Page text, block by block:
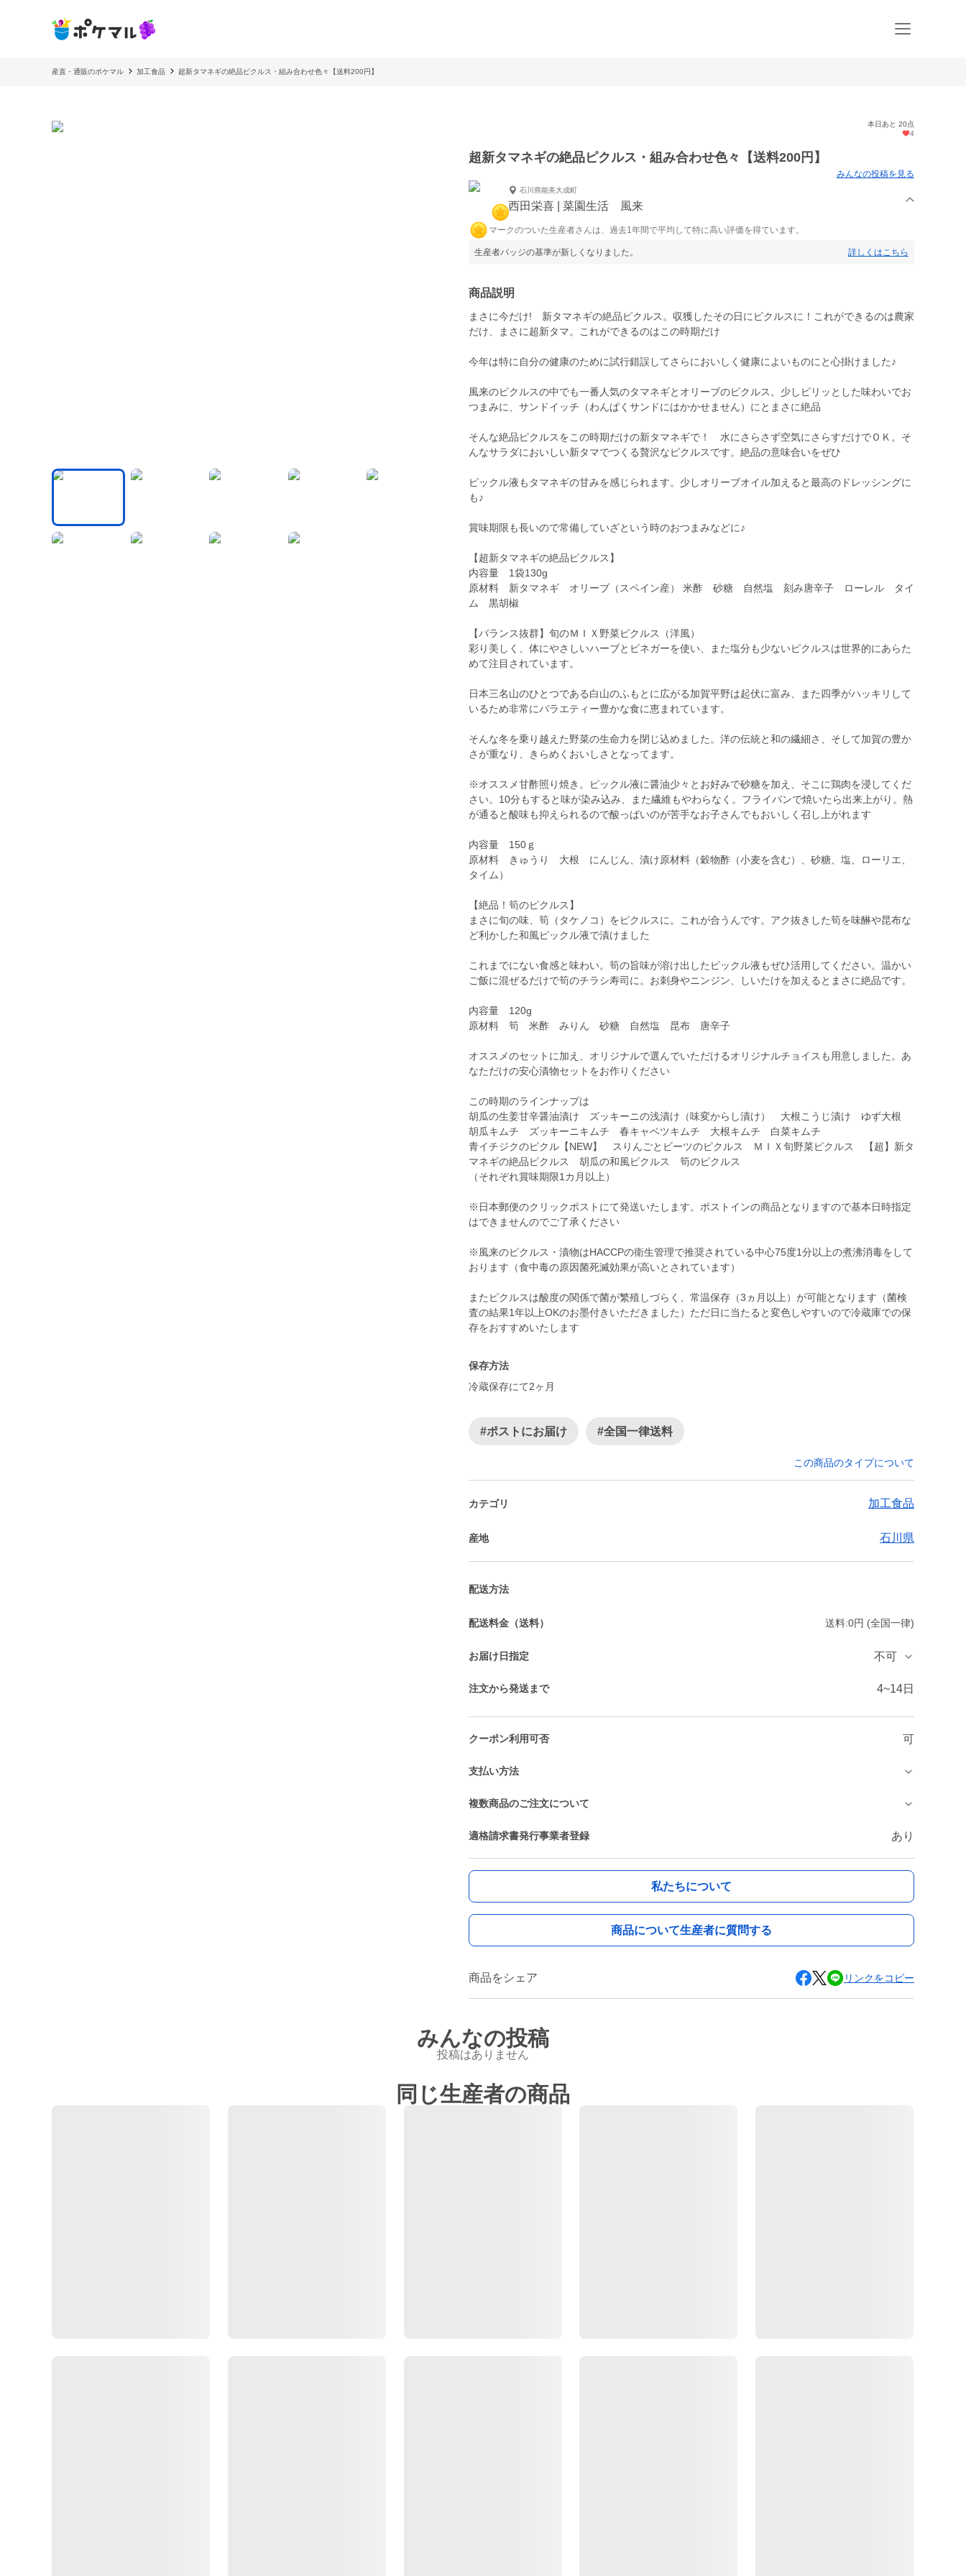
産直・通販のポケマル 加工食品 超新タマネギの絶品ピクルス・組み合わせ色々【送料200円】
本日あと 20点
4
超新タマネギの絶品ピクルス・組み合わせ色々【送料200円】
みんなの投稿を見る
石川県能美大成町
西田栄喜 | 菜園生活 風来
マークのついた生産者さんは、過去1年間で平均して特に高い評価を得ています。
生産者バッジの基準が新しくなりました。 詳しくはこちら
商品説明
まさに今だけ! 新タマネギの絶品ピクルス。収獲したその日にピクルスに！これができるのは農家
だけ、まさに超新タマ。これができるのはこの時期だけ
今年は特に自分の健康のために試行錯誤してさらにおいしく健康によいものにと心掛けました♪
風来のピクルスの中でも一番人気のタマネギとオリーブのピクルス。少しピリッとした味わいでお
つまみに、サンドイッチ（わんぱくサンドにはかかせません）にとまさに絶品
そんな絶品ピクルスをこの時期だけの新タマネギで！ 水にさらさず空気にさらすだけでＯＫ。そ
んなサラダにおいしい新タマでつくる贅沢なピクルスです。絶品の意味合いをぜひ
ピックル液もタマネギの甘みを感じられます。少しオリーブオイル加えると最高のドレッシングに
も♪
賞味期限も長いので常備していざという時のおつまみなどに♪
【超新タマネギの絶品ピクルス】
内容量 1袋130g
原材料 新タマネギ オリーブ（スペイン産） 米酢 砂糖 自然塩 刻み唐辛子 ローレル タイ
ム 黒胡椒
【バランス抜群】旬のＭＩＸ野菜ピクルス（洋風）
彩り美しく、体にやさしいハーブとビネガーを使い、また塩分も少ないピクルスは世界的にあらた
めて注目されています。
日本三名山のひとつである白山のふもとに広がる加賀平野は起伏に富み、また四季がハッキリして
いるため非常にバラエティー豊かな食に恵まれています。
そんな冬を乗り越えた野菜の生命力を閉じ込めました。洋の伝統と和の繊細さ、そして加賀の豊か
さが重なり、きらめくおいしさとなってます。
※オススメ甘酢照り焼き。ピックル液に醤油少々とお好みで砂糖を加え、そこに鶏肉を浸してくだ
さい。10分もすると味が染み込み、また繊維もやわらなく。フライパンで焼いたら出来上がり。熱
が通ると酸味も抑えられるので酸っぱいのが苦手なお子さんでもおいしく召し上がれます
内容量 150ｇ
原材料 きゅうり 大根 にんじん、漬け原材料（穀物酢（小麦を含む）、砂糖、塩、ローリエ、
タイム）
【絶品！筍のピクルス】
まさに旬の味、筍（タケノコ）をピクルスに。これが合うんです。アク抜きした筍を味醂や昆布な
ど利かした和風ピックル液で漬けました
これまでにない食感と味わい。筍の旨味が溶け出したピックル液もぜひ活用してください。温かい
ご飯に混ぜるだけで筍のチラシ寿司に。お刺身やニンジン、しいたけを加えるとまさに絶品です。
内容量 120g
原材料 筍 米酢 みりん 砂糖 自然塩 昆布 唐辛子
オススメのセットに加え、オリジナルで選んでいただけるオリジナルチョイスも用意しました。あ
なただけの安心漬物セットをお作りください
この時期のラインナップは
胡瓜の生姜甘辛醤油漬け ズッキーニの浅漬け（味変からし漬け） 大根こうじ漬け ゆず大根
胡瓜キムチ ズッキーニキムチ 春キャベツキムチ 大根キムチ 白菜キムチ
青イチジクのピクル【NEW】 スりんごとビーツのピクルス ＭＩＸ旬野菜ピクルス 【超】新タ
マネギの絶品ピクルス 胡瓜の和風ピクルス 筍のピクルス
（それぞれ賞味期限1カ月以上）
※日本郵便のクリックポストにて発送いたします。ポストインの商品となりますので基本日時指定
はできませんのでご了承ください
※風来のピクルス・漬物はHACCPの衛生管理で推奨されている中心75度1分以上の煮沸消毒をして
おります（食中毒の原因菌死滅効果が高いとされています）
またピクルスは酸度の関係で菌が繁殖しづらく、常温保存（3ヵ月以上）が可能となります（菌検
査の結果1年以上OKのお墨付きいただきました）ただ日に当たると変色しやすいので冷蔵庫での保
保存方法
冷蔵保存にて2ヶ月
#ポストにお届け #全国一律送料
この商品のタイプについて
カテゴリ 加工食品
産地 石川県
配送方法
配送料金（送料） 送料:0円 (全国一律)
お届け日指定 不可
注文から発送まで 4~14日
クーポン利用可否 可
支払い方法
複数商品のご注文について
適格請求書発行事業者登録 あり
私たちについて
商品について生産者に質問する
商品をシェア リンクをコピー
みんなの投稿
投稿はありません
同じ生産者の商品